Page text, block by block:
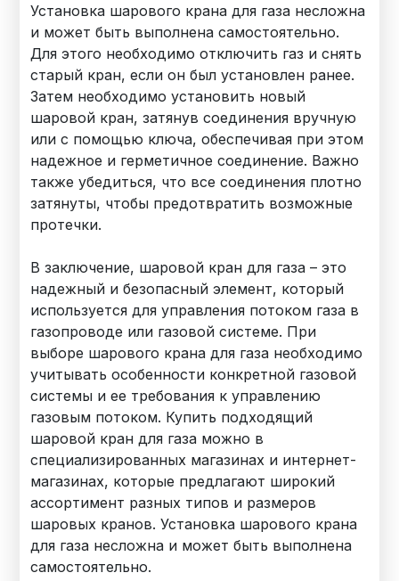
Установка шарового крана для газа несложна
и может быть выполнена самостоятельно.
Для этого необходимо отключить газ и снять
старый кран, если он был установлен ранее.
Затем необходимо установить новый
шаровой кран, затянув соединения вручную
или с помощью ключа, обеспечивая при этом
надежное и герметичное соединение. Важно
также убедиться, что все соединения плотно
затянуты, чтобы предотвратить возможные
протечки.
В заключение, шаровой кран для газа – это
надежный и безопасный элемент, который
используется для управления потоком газа в
газопроводе или газовой системе. При
выборе шарового крана для газа необходимо
учитывать особенности конкретной газовой
системы и ее требования к управлению
газовым потоком. Купить подходящий
шаровой кран для газа можно в
специализированных магазинах и интернет-
магазинах, которые предлагают широкий
ассортимент разных типов и размеров
шаровых кранов. Установка шарового крана
для газа несложна и может быть выполнена
самостоятельно.